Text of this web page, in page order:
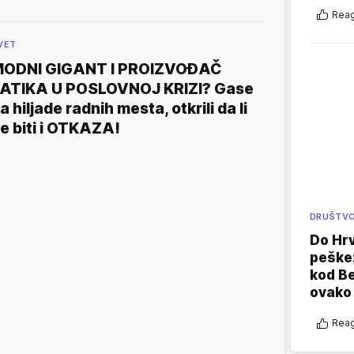
GIGANT I PROIZVOĐAČ
U POSLOVNOJ KRIZI? Gase
hiljade radnih mesta, otkrili da li
biti i OTKAZA!
DRUŠTVO
Do
kod